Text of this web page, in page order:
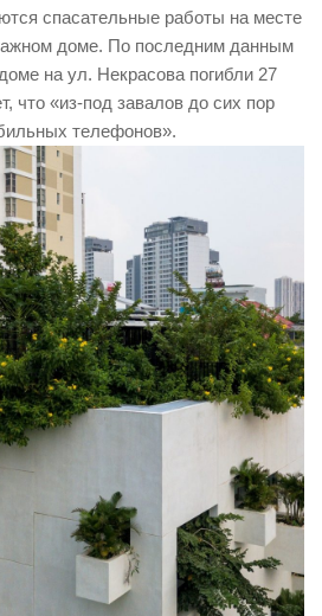
спасательные работы на месте
доме. По последним данным
на ул. Некрасова погибли 27
что «из-под завалов до сих пор
телефонов».